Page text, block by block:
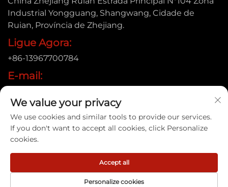
Industrial Yongguang, Shangwang, Cidade de
Ruian, Província de Zhejiang.
Ligue Agora:
+86-13967700784
E-mail:
Direitos autorais © 2025 Ruian Xinye Packaging Machine
We value your privacy
We use cookies and similar tools to provide our services.
If you don't want to accept all cookies, click Personalize
cookies.
Personalize cookies
Accept all